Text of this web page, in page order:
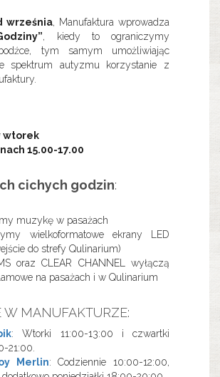
września, Manufaktura wprowadza
, kiedy to ograniczymy
tym samym umożliwiając
spektrum autyzmu korzystanie z
wtorek
15.00-17.00
cichych godzin:
muzykę w pasażach
wielkoformatowe ekrany LED
do strefy Qulinarium)
oraz CLEAR CHANNEL wyłączą
na pasażach i w Qulinarium
W MANUFAKTURZE:
: Wtorki 11:00-13:00 i czwartki
21:00.
Merlin: Codziennie 10:00-12:00,